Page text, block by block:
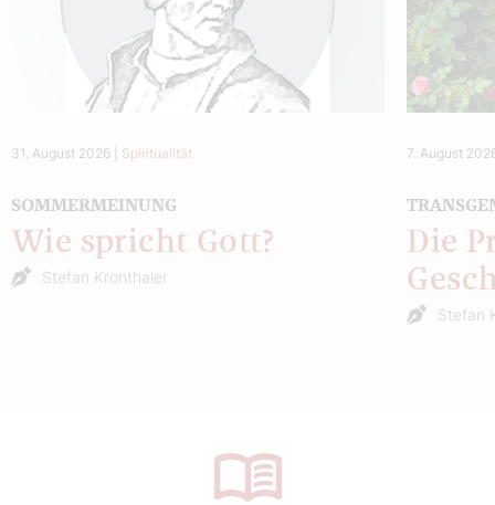
31. August 2026 Spiritualität
SOMMERMEINUNG
Wie spricht Gott?
Stefan Kronthaler
7. August
Die
Stefan